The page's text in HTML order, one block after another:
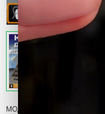
МОДЕЛЬ: